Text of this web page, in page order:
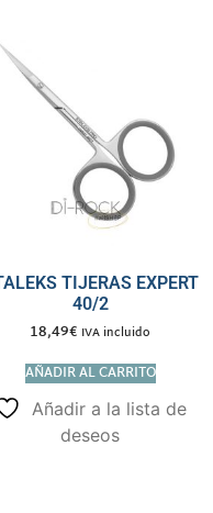
TIJERAS EXPERT
40/2
18,49€ IVA incluido
AÑADIR AL CARRITO
Añadir a la lista de
deseos